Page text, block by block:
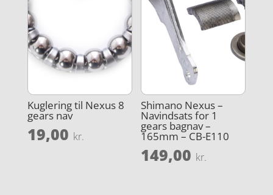
Kuglering til Nexus 8
gears nav
19,00 kr.
Shimano Nexus –
Navindsats for 1
gears bagnav –
165mm – CB-E110
149,00 kr.